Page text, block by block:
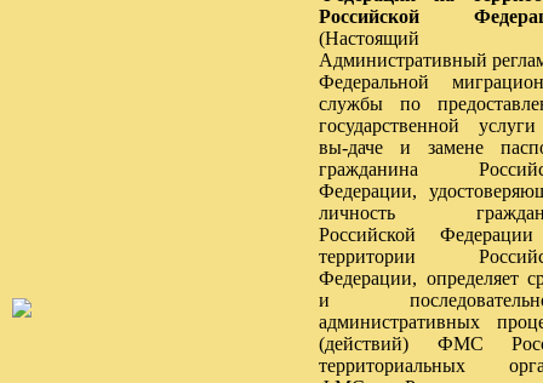
Российской
(Настоящий
Административный
Федеральной
службы по
государственной
вы-даче и замене
гражданина
Федерации,
личность
Российской
территории
Федерации, определяет
и
административных
(действий) ФМС
территориальных